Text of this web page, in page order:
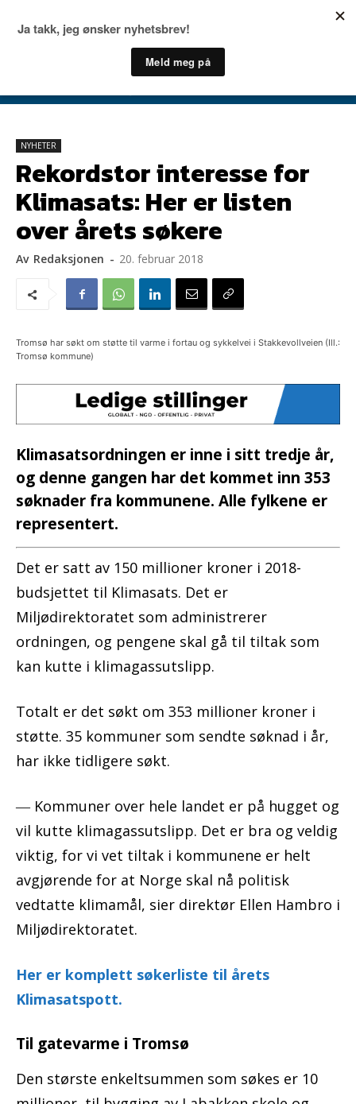
NYHETER
Rekordstor interesse for
Klimasats: Her er listen
over årets søkere
Av Redaksjonen - 20. februar 2018
Tromsø har søkt om støtte til varme i fortau og sykkelvei i Stakkevollveien (Ill.:
Tromsø kommune)
Klimasatsordningen er inne i sitt tredje år,
og denne gangen har det kommet inn 353
søknader fra kommunene. Alle fylkene er
representert.
Det er satt av 150 millioner kroner i 2018-
budsjettet til Klimasats. Det er
Miljødirektoratet som administrerer
ordningen, og pengene skal gå til tiltak som
kan kutte i klimagassutslipp.
Totalt er det søkt om 353 millioner kroner i
støtte. 35 kommuner som sendte søknad i år,
har ikke tidligere søkt.
― Kommuner over hele landet er på hugget og
vil kutte klimagassutslipp. Det er bra og veldig
viktig, for vi vet tiltak i kommunene er helt
avgjørende for at Norge skal nå politisk
vedtatte klimamål, sier direktør Ellen Hambro i
Miljødirektoratet.
Her er komplett søkerliste til årets
Klimasatspott.
Til gatevarme i Tromsø
Den største enkeltsummen som søkes er 10